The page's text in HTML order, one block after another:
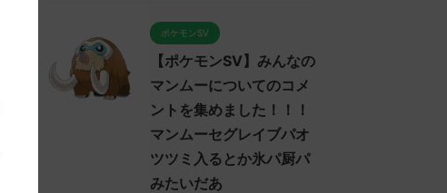
ポケモンSV
【ポケモンSV】みんなの
マンムーについてのコメ
ントを集めました！！！
マンムーセグレイブパオ
ツツミ入るとか氷パ厨パ
みたいだあ